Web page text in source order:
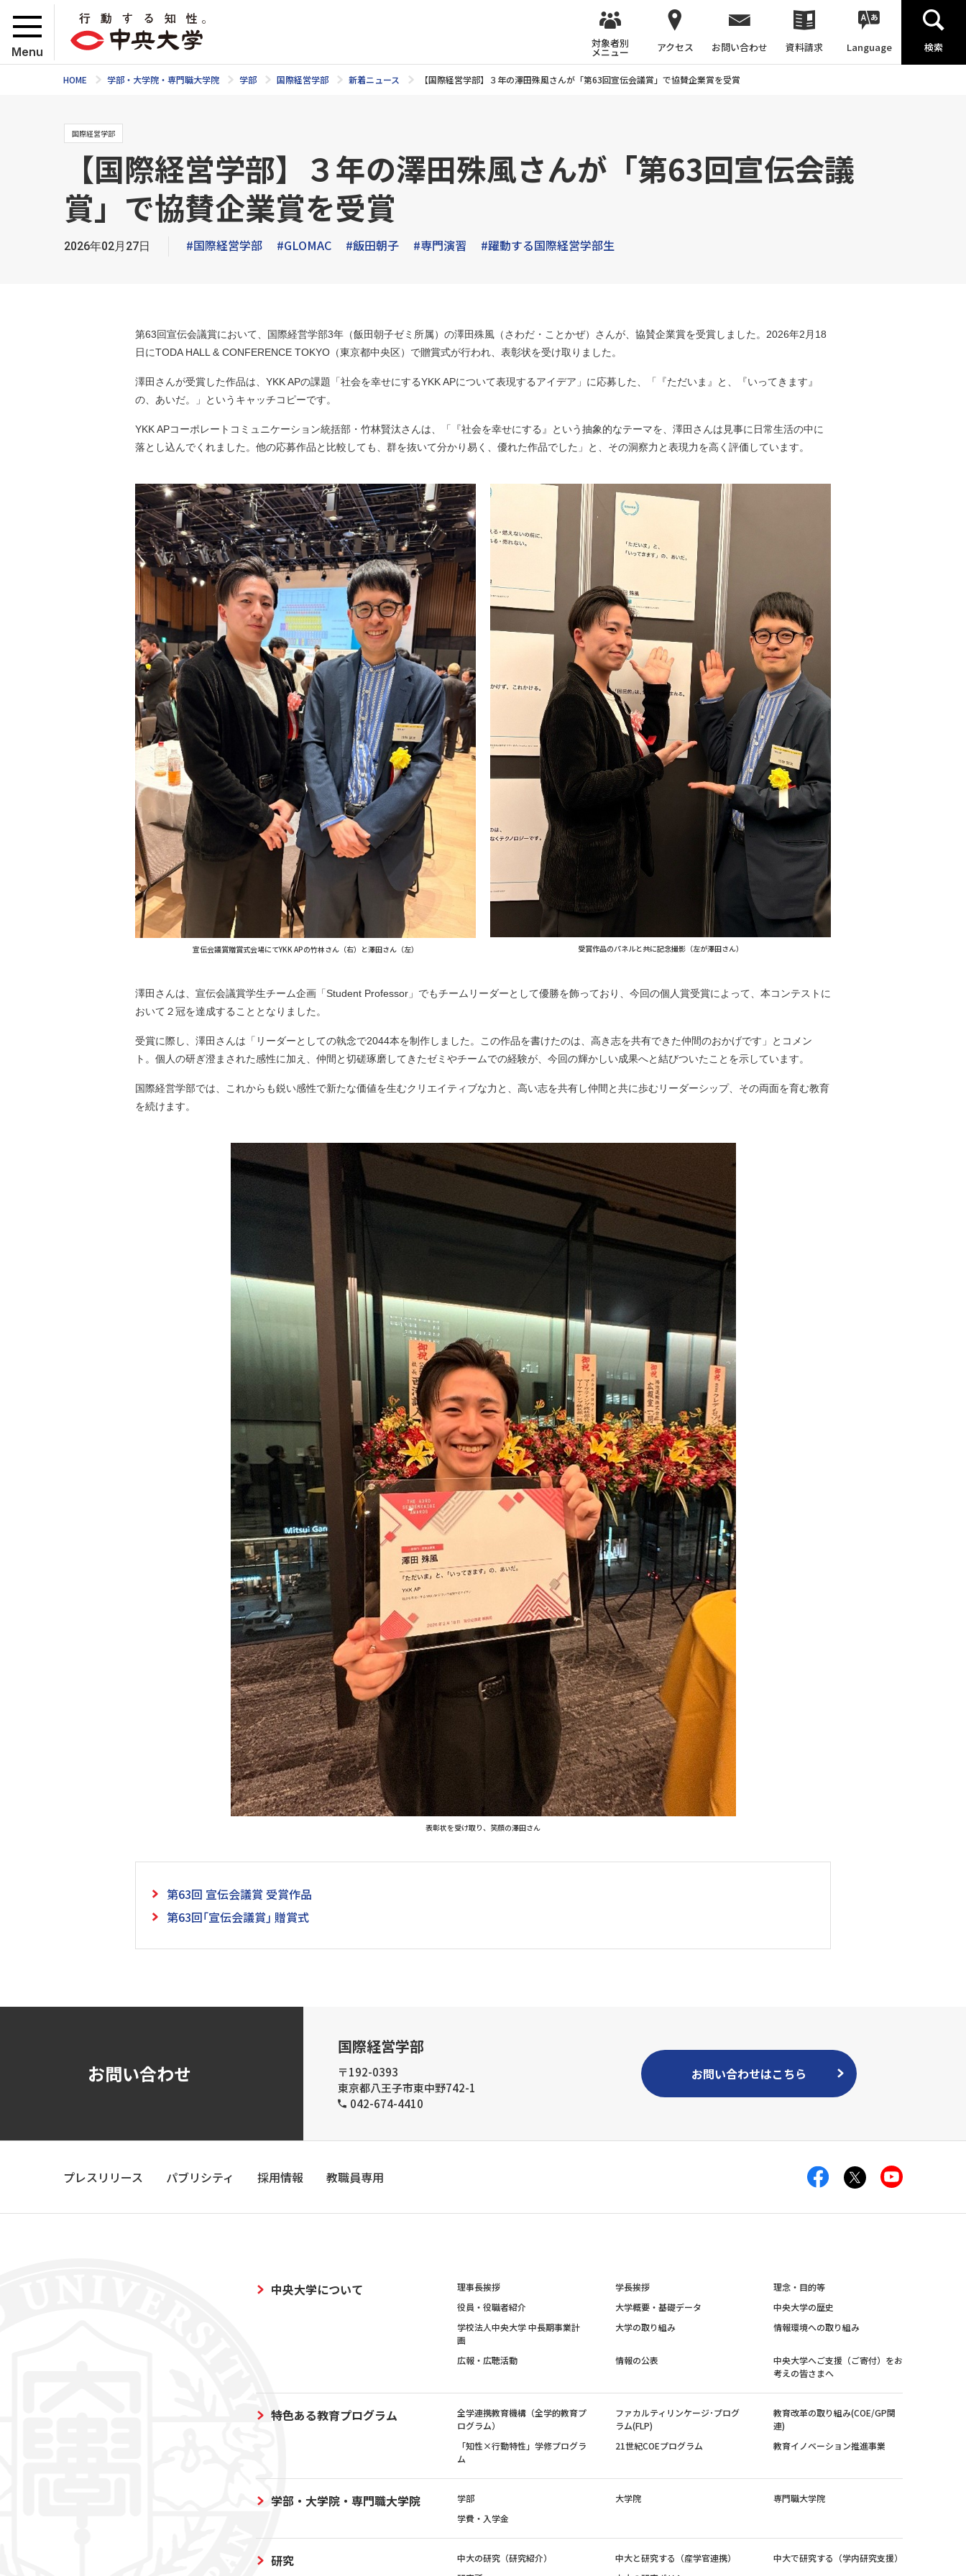
Menu
対象者別
メニュー アクセス お問い合わせ 資料請求 Language 検索
HOME 学部・大学院・専門職大学院 学部 国際経営学部 新着ニュース 【国際経営学部】３年の澤田殊風さんが「第63回宣伝会議賞」で協賛企業賞を受賞
国際経営学部
【国際経営学部】３年の澤田殊風さんが「第63回宣伝会議
賞」で協賛企業賞を受賞
2026年02月27日 #国際経営学部 #GLOMAC #飯田朝子 #専門演習 #躍動する国際経営学部生
第63回宣伝会議賞において、国際経営学部3年（飯田朝子ゼミ所属）の澤田殊風（さわだ・ことかぜ）さんが、協賛企業賞を受賞しました。2026年2月18
日にTODA HALL & CONFERENCE TOKYO（東京都中央区）で贈賞式が行われ、表彰状を受け取りました。
澤田さんが受賞した作品は、YKK APの課題「社会を幸せにするYKK APについて表現するアイデア」に応募した、「『ただいま』と、『いってきます』
の、あいだ。」というキャッチコピーです。
YKK APコーポレートコミュニケーション統括部・竹林賢汰さんは、「『社会を幸せにする』という抽象的なテーマを、澤田さんは見事に日常生活の中に
落とし込んでくれました。他の応募作品と比較しても、群を抜いて分かり易く、優れた作品でした」と、その洞察力と表現力を高く評価しています。
宣伝会議賞贈賞式会場にてYKK APの竹林さん（右）と澤田さん（左） 受賞作品のパネルと共に記念撮影（左が澤田さん）
澤田さんは、宣伝会議賞学生チーム企画「Student Professor」でもチームリーダーとして優勝を飾っており、今回の個人賞受賞によって、本コンテストに
おいて２冠を達成することとなりました。
受賞に際し、澤田さんは「リーダーとしての執念で2044本を制作しました。この作品を書けたのは、高き志を共有できた仲間のおかげです」とコメン
ト。個人の研ぎ澄まされた感性に加え、仲間と切磋琢磨してきたゼミやチームでの経験が、今回の輝かしい成果へと結びついたことを示しています。
国際経営学部では、これからも鋭い感性で新たな価値を生むクリエイティブな力と、高い志を共有し仲間と共に歩むリーダーシップ、その両面を育む教育
を続けます。
表彰状を受け取り、笑顔の澤田さん
第63回 宣伝会議賞 受賞作品
第63回｢宣伝会議賞｣ 贈賞式
お問い合わせ
国際経営学部
〒192-0393
東京都八王子市東中野742-1
042-674-4410
お問い合わせはこちら
プレスリリース パブリシティ 採用情報 教職員専用
中央大学について 理事長挨拶 学長挨拶
理念・目的等
役員・役職者紹介
大学概要・基礎データ
中央大学の歴史
学校法人中央大学 中長期事業計
画
大学の取り組み 情報環境への取り組み
広報・広聴活動 情報の公表
中央大学へご支援（ご寄付）をお
考えの皆さまへ
特色ある教育プログラム
全学連携教育機構（全学的教育プ
ログラム）
ファカルティリンケージ･プログ
ラム(FLP)
教育改革の取り組み(COE/GP関
連)
「知性×行動特性」学修プログラ
ム
21世紀COEプログラム 教育イノベーション推進事業
学部・大学院・専門職大学院 学部 大学院
専門職大学院
学費・入学金
研究 中大の研究（研究紹介） 中大と研究する（産学官連携）
中大で研究する（学内研究支援）